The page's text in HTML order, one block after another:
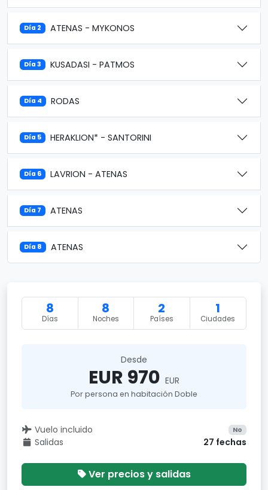
Día 2 ATENAS - MYKONOS
Día 3 KUSADASI - PATMOS
Día 4 RODAS
Día 5 HERAKLION* - SANTORINI
Día 6 LAVRION - ATENAS
Día 7 ATENAS
Día 8 ATENAS
8
Días
8
Noches
2
Países
1
Ciudades
Desde
EUR 970 EUR
Por persona en habitación Doble
Vuelo incluido No
Salidas 27 fechas
Ver precios y salidas